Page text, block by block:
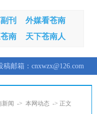
刊
外媒看苍南
南 天下苍南人
稿邮箱：cnxwzx@126.com
新闻 -> 本网动态 -> 正文